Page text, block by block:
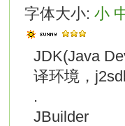
字体大小: 小
JDK(Java
译环境，
.
JBuilder